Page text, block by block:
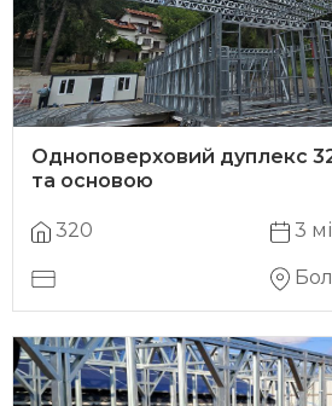
Одноповерховий дуплекс
та основою
320 3